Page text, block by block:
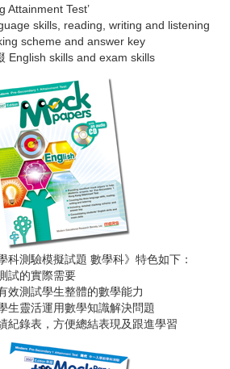
Attainment Test’
skills, reading, writing and listening
scheme and answer key
English skills and exam skills
科測驗模擬試題 數學科》特色如下：
試的實際需要
效測試學生整體的數學能力
生靈活運用數學知識解決問題
紀錄表，方便總結表現及跟進學習